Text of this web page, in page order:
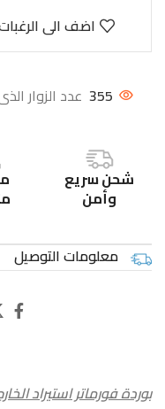
اضف الى
355 عدد الزوار
شحن سريع
وأمن
معلومات التوصيل
بوردة فورماتر استيراد